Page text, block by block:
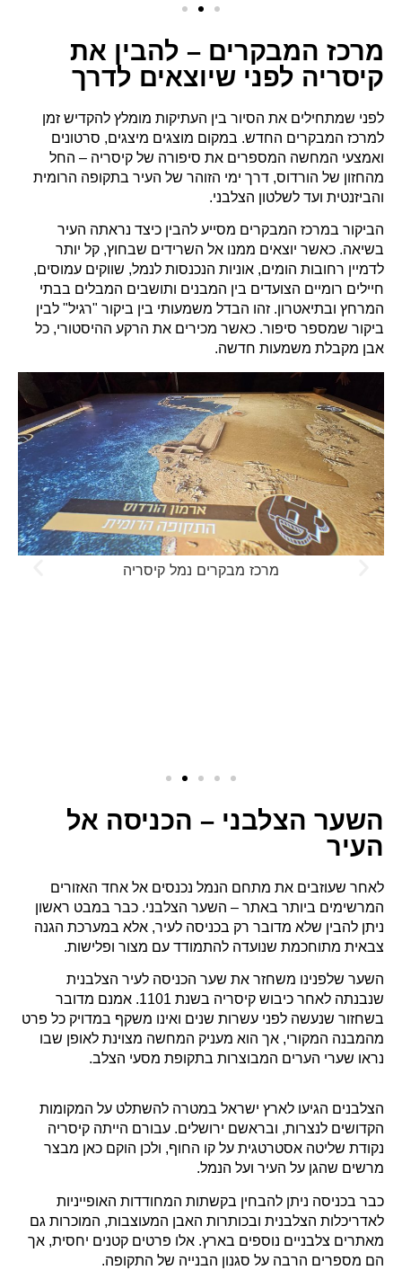
מרכז המבקרים – להבין את
קיסריה לפני שיוצאים לדרך
לפני שמתחילים את הסיור בין העתיקות מומלץ להקדיש זמן
למרכז המבקרים החדש. במקום מוצגים מיצגים, סרטונים
ואמצעי המחשה המספרים את סיפורה של קיסריה – החל
מהחזון של הורדוס, דרך ימי הזוהר של העיר בתקופה הרומית
והביזנטית ועד לשלטון הצלבני.
הביקור במרכז המבקרים מסייע להבין כיצד נראתה העיר
בשיאה. כאשר יוצאים ממנו אל השרידים שבחוץ, קל יותר
לדמיין רחובות הומים, אוניות הנכנסות לנמל, שווקים עמוסים,
חיילים רומיים הצועדים בין המבנים ותושבים המבלים בבתי
המרחץ ובתיאטרון. זהו הבדל משמעותי בין ביקור "רגיל" לבין
ביקור שמספר סיפור. כאשר מכירים את הרקע ההיסטורי, כל
אבן מקבלת משמעות חדשה.
מרכז מבקרים נמל קיסריה
השער הצלבני – הכניסה אל
העיר
לאחר שעוזבים את מתחם הנמל נכנסים אל אחד האזורים
המרשימים ביותר באתר – השער הצלבני. כבר במבט ראשון
ניתן להבין שלא מדובר רק בכניסה לעיר, אלא במערכת הגנה
צבאית מתוחכמת שנועדה להתמודד עם מצור ופלישות.
השער שלפנינו משחזר את שער הכניסה לעיר הצלבנית
שנבנתה לאחר כיבוש קיסריה בשנת 1101. אמנם מדובר
בשחזור שנעשה לפני עשרות שנים ואינו משקף במדויק כל פרט
מהמבנה המקורי, אך הוא מעניק המחשה מצוינת לאופן שבו
נראו שערי הערים המבוצרות בתקופת מסעי הצלב.
הצלבנים הגיעו לארץ ישראל במטרה להשתלט על המקומות
הקדושים לנצרות, ובראשם ירושלים. עבורם הייתה קיסריה
נקודת שליטה אסטרטגית על קו החוף, ולכן הוקם כאן מבצר
מרשים שהגן על העיר ועל הנמל.
כבר בכניסה ניתן להבחין בקשתות המחודדות האופייניות
לאדריכלות הצלבנית ובכותרות האבן המעוצבות, המוכרות גם
מאתרים צלבניים נוספים בארץ. אלו פרטים קטנים יחסית, אך
הם מספרים הרבה על סגנון הבנייה של התקופה.